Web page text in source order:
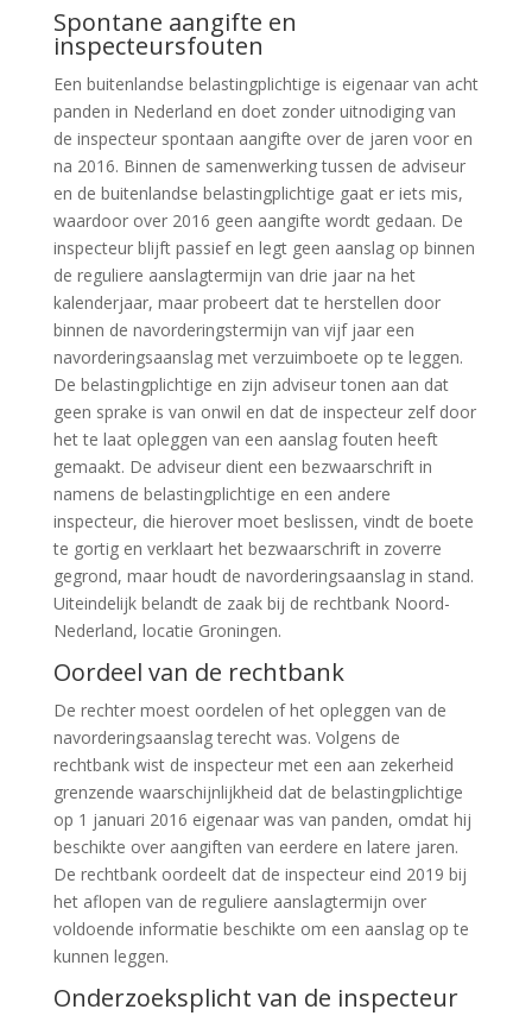
Spontane aangifte en
inspecteursfouten
Een buitenlandse belastingplichtige is eigenaar van acht
panden in Nederland en doet zonder uitnodiging van
de inspecteur spontaan aangifte over de jaren voor en
na 2016. Binnen de samenwerking tussen de adviseur
en de buitenlandse belastingplichtige gaat er iets mis,
waardoor over 2016 geen aangifte wordt gedaan. De
inspecteur blijft passief en legt geen aanslag op binnen
de reguliere aanslagtermijn van drie jaar na het
kalenderjaar, maar probeert dat te herstellen door
binnen de navorderingstermijn van vijf jaar een
navorderingsaanslag met verzuimboete op te leggen.
De belastingplichtige en zijn adviseur tonen aan dat
geen sprake is van onwil en dat de inspecteur zelf door
het te laat opleggen van een aanslag fouten heeft
gemaakt. De adviseur dient een bezwaarschrift in
namens de belastingplichtige en een andere
inspecteur, die hierover moet beslissen, vindt de boete
te gortig en verklaart het bezwaarschrift in zoverre
gegrond, maar houdt de navorderingsaanslag in stand.
Uiteindelijk belandt de zaak bij de rechtbank Noord-
Nederland, locatie Groningen.
Oordeel van de rechtbank
De rechter moest oordelen of het opleggen van de
navorderingsaanslag terecht was. Volgens de
rechtbank wist de inspecteur met een aan zekerheid
grenzende waarschijnlijkheid dat de belastingplichtige
op 1 januari 2016 eigenaar was van panden, omdat hij
beschikte over aangiften van eerdere en latere jaren.
De rechtbank oordeelt dat de inspecteur eind 2019 bij
het aflopen van de reguliere aanslagtermijn over
voldoende informatie beschikte om een aanslag op te
kunnen leggen.
Onderzoeksplicht van de inspecteur